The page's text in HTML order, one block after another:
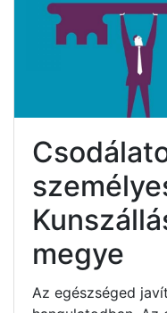
megye
Az egészséged